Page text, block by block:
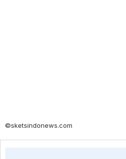
©sketsindonews.com